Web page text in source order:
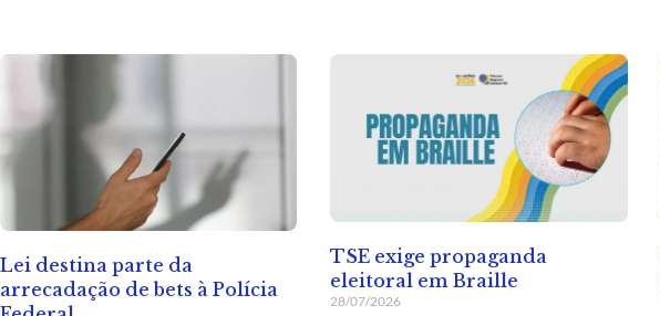
Lei destina parte da
arrecadação de bets à Polícia
TSE exige propaganda
eleitoral em Braille
28/07/2026